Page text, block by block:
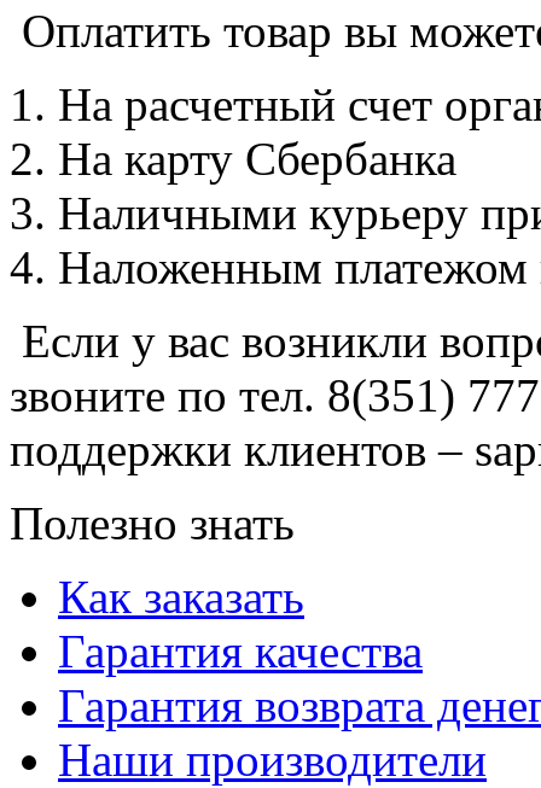
Оплатить товар вы
На расчетный счет
На карту Сбербанка
Наличными курьеру
Наложенным платежом
Если у вас возникли
звоните по тел. 8(351)
поддержки клиентов –
Полезно знать
Как заказать
Гарантия качества
Гарантия возврата
Наши производители